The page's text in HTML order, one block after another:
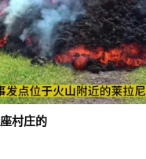
村庄的